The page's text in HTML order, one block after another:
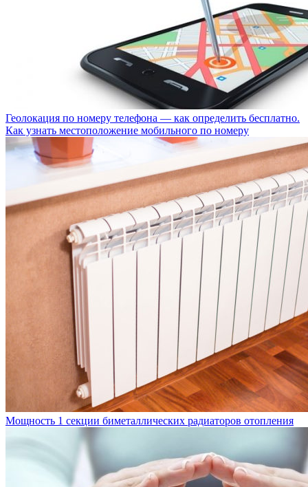
Геолокация по номеру телефона — как определить бесплатно.
Как узнать местоположение мобильного по номеру
Мощность 1 секции биметаллических радиаторов отопления